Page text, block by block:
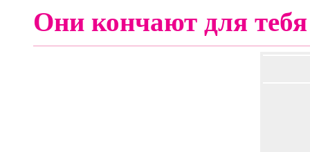
Они кончают для тебя